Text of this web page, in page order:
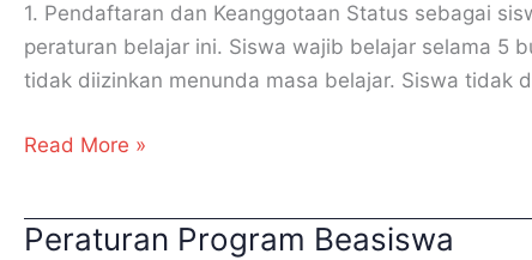
1. Pendaftaran dan Keanggotaan Status sebagai
peraturan belajar ini. Siswa wajib belajar selama 5
tidak diizinkan menunda masa belajar. Siswa tidak
Read More »
Peraturan Program Beasiswa
Peraturan